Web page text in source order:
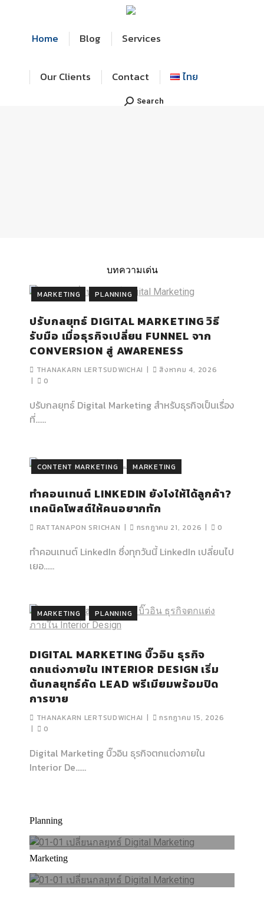
Home Blog Services
Our Clients Contact ไทย
Search:
Search
บทความเด่น
MARKETING PLANNING
ปรับกลยุทธ์ DIGITAL MARKETING วิธี
รับมือ เมื่อธุรกิจเปลี่ยน FUNNEL จาก
CONVERSION สู่ AWARENESS
THANAKARN LERTSUDWICHAI
สิงหาคม 4, 2026
0
ปรับกลยุทธ์ Digital Marketing สำหรับธุรกิจเป็นเรื่อง
ที่…...
CONTENT MARKETING MARKETING
ทำคอนเทนต์ LINKEDIN ยังไงให้ได้ลูกค้า?
เทคนิคโพสต์ให้คนอยากทัก
RATTANAPON SRICHAN กรกฎาคม 21, 2026 0
ทำคอนเทนต์ LinkedIn ซึ่งทุกวันนี้ LinkedIn เปลี่ยนไป
เยอ…...
MARKETING PLANNING
DIGITAL MARKETING บิ๊วอิน ธุรกิจ
ตกแต่งภายใน INTERIOR DESIGN เริ่ม
ต้นกลยุทธ์คัด LEAD พรีเมียมพร้อมปิด
การขาย
THANAKARN LERTSUDWICHAI
กรกฎาคม 15, 2026
0
Digital Marketing บิ๊วอิน ธุรกิจตกแต่งภายใน
Interior De…...
Planning
ปรับกลยุทธ์ DIGITAL MARKETING
THANAKARN LERTSUDWICHAI
Marketing
วิธีรับมือ เมื่อธุรกิจเปลี่ยน FUNNEL
จาก CONVERSION สู่ AWARENESS
THANAKARN LERTSUDWICHAI
INFLUENCER MARKETING
มือใหม่ หาเงินจาก AFFILIATE ควร
E-COMMERCE MARKETING